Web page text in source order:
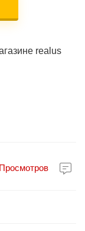
realus
Просмотров